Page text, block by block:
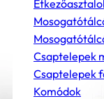
Csaptelepek
Csaptelepek
Komódok